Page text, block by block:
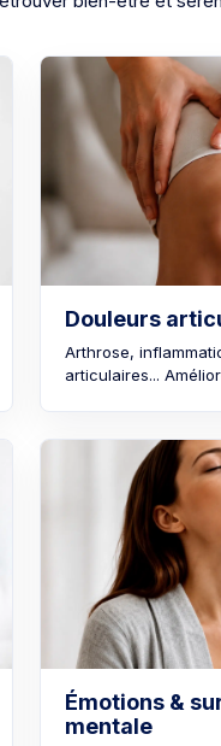
Douleurs
Arthrose,
articulaires...
Émotions &
mentale